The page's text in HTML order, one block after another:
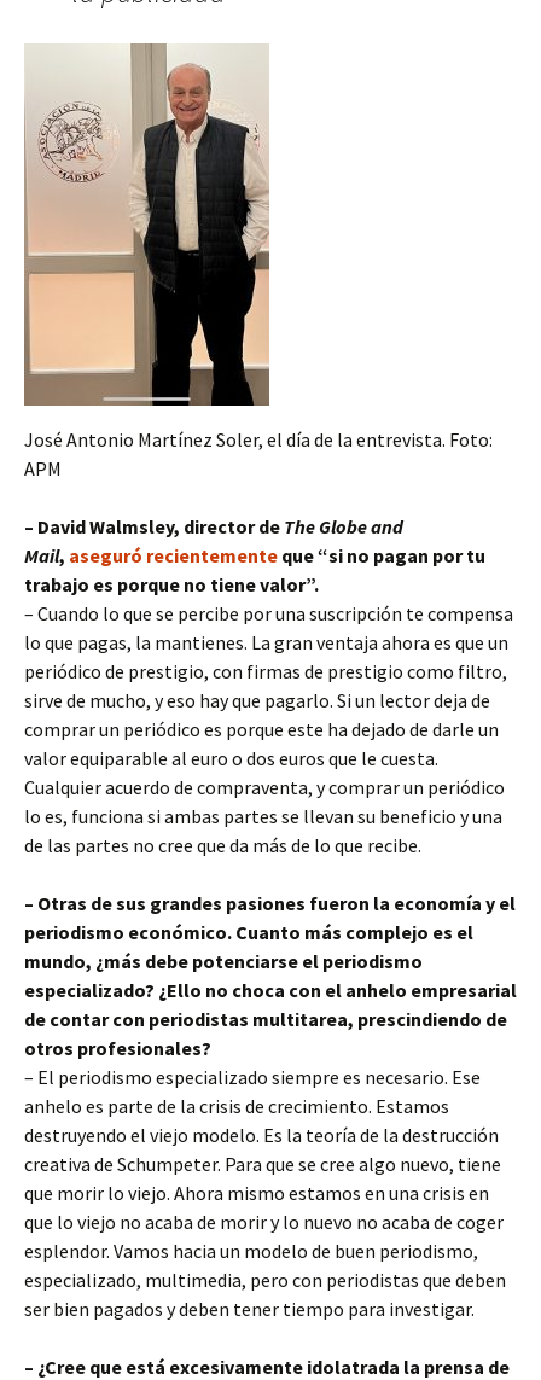
José Antonio Martínez Soler, el día de la entrevista. Foto:
APM
– David Walmsley, director de The Globe and
Mail, aseguró recientemente que “si no pagan por tu
trabajo es porque no tiene valor”.
– Cuando lo que se percibe por una suscripción te compensa
lo que pagas, la mantienes. La gran ventaja ahora es que un
periódico de prestigio, con firmas de prestigio como filtro,
sirve de mucho, y eso hay que pagarlo. Si un lector deja de
comprar un periódico es porque este ha dejado de darle un
valor equiparable al euro o dos euros que le cuesta.
Cualquier acuerdo de compraventa, y comprar un periódico
lo es, funciona si ambas partes se llevan su beneficio y una
de las partes no cree que da más de lo que recibe.
– Otras de sus grandes pasiones fueron la economía y el
periodismo económico. Cuanto más complejo es el
mundo, ¿más debe potenciarse el periodismo
especializado? ¿Ello no choca con el anhelo empresarial
de contar con periodistas multitarea, prescindiendo de
otros profesionales?
– El periodismo especializado siempre es necesario. Ese
anhelo es parte de la crisis de crecimiento. Estamos
destruyendo el viejo modelo. Es la teoría de la destrucción
creativa de Schumpeter. Para que se cree algo nuevo, tiene
que morir lo viejo. Ahora mismo estamos en una crisis en
que lo viejo no acaba de morir y lo nuevo no acaba de coger
esplendor. Vamos hacia un modelo de buen periodismo,
especializado, multimedia, pero con periodistas que deben
ser bien pagados y deben tener tiempo para investigar.
– ¿Cree que está excesivamente idolatrada la prensa de